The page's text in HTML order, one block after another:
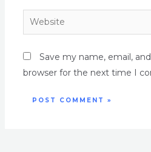
Save my name, email,
browser for the next time I